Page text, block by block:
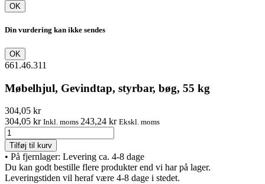
OK
Din vurdering kan ikke sendes
OK
661.46.311
Møbelhjul, Gevindtap, styrbar, bøg, 55 kg
304,05 kr
304,05 kr Inkl. moms 243,24 kr Ekskl. moms
Tilføj til kurv
• På fjernlager: Levering ca. 4-8 dage
Du kan godt bestille flere produkter end vi har på lager.
Leveringstiden vil heraf være 4-8 dage i stedet.